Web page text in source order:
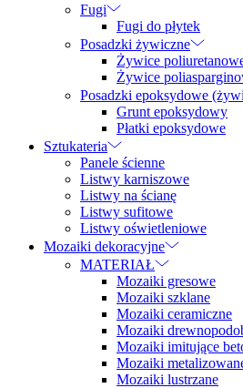
Fugi
Fugi do płytek
Posadzki żywiczne
Żywice
Żywice
Posadzki epoksydowe
Grunt epoksydowy
Płatki epoksydowe
Sztukateria
Panele ścienne
Listwy karniszowe
Listwy na ścianę
Listwy sufitowe
Listwy oświetleniowe
Mozaiki dekoracyjne
MATERIAŁ
Mozaiki gresowe
Mozaiki szklane
Mozaiki ceramiczne
Mozaiki
Mozaiki imitujące
Mozaiki
Mozaiki lustrzane